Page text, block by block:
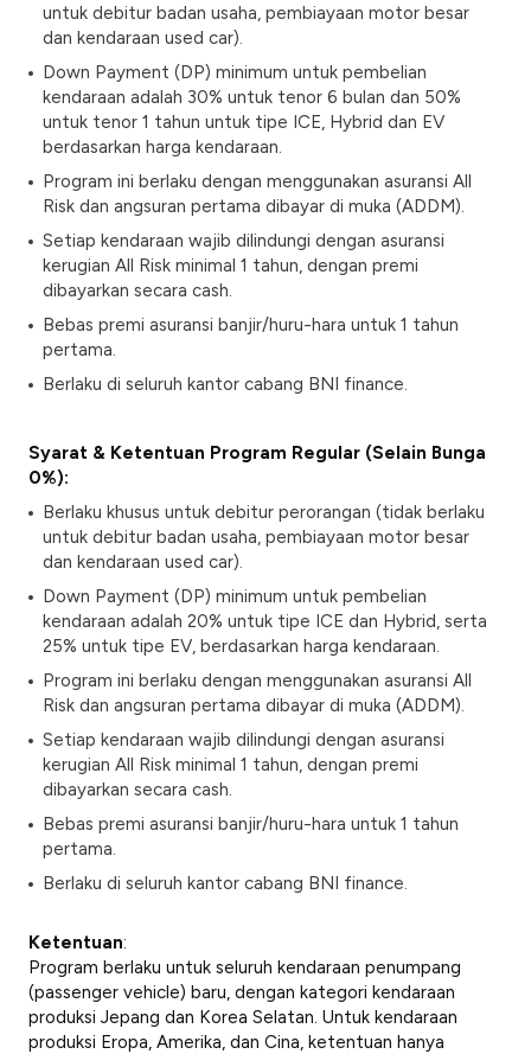
untuk debitur badan usaha, pembiayaan motor besar
dan kendaraan used car).
Down Payment (DP) minimum untuk pembelian
kendaraan adalah 30% untuk tenor 6 bulan dan 50%
untuk tenor 1 tahun untuk tipe ICE, Hybrid dan EV
berdasarkan harga kendaraan.
Program ini berlaku dengan menggunakan asuransi All
Risk dan angsuran pertama dibayar di muka (ADDM).
Setiap kendaraan wajib dilindungi dengan asuransi
kerugian All Risk minimal 1 tahun, dengan premi
dibayarkan secara cash.
Bebas premi asuransi banjir/huru-hara untuk 1 tahun
pertama.
Berlaku di seluruh kantor cabang BNI finance.
Syarat & Ketentuan Program Regular (Selain Bunga
0%):
Berlaku khusus untuk debitur perorangan (tidak berlaku
untuk debitur badan usaha, pembiayaan motor besar
dan kendaraan used car).
Down Payment (DP) minimum untuk pembelian
kendaraan adalah 20% untuk tipe ICE dan Hybrid, serta
25% untuk tipe EV, berdasarkan harga kendaraan.
Program ini berlaku dengan menggunakan asuransi All
Risk dan angsuran pertama dibayar di muka (ADDM).
Setiap kendaraan wajib dilindungi dengan asuransi
kerugian All Risk minimal 1 tahun, dengan premi
dibayarkan secara cash.
Bebas premi asuransi banjir/huru-hara untuk 1 tahun
pertama.
Berlaku di seluruh kantor cabang BNI finance.
Ketentuan:
Program berlaku untuk seluruh kendaraan penumpang
(passenger vehicle) baru, dengan kategori kendaraan
produksi Jepang dan Korea Selatan. Untuk kendaraan
produksi Eropa, Amerika, dan Cina, ketentuan hanya